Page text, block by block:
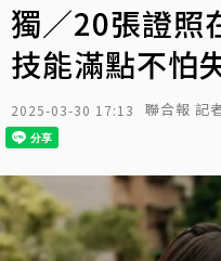
獨／20張證照
技能滿點不怕
2025-03-30 17:13 聯合報 記